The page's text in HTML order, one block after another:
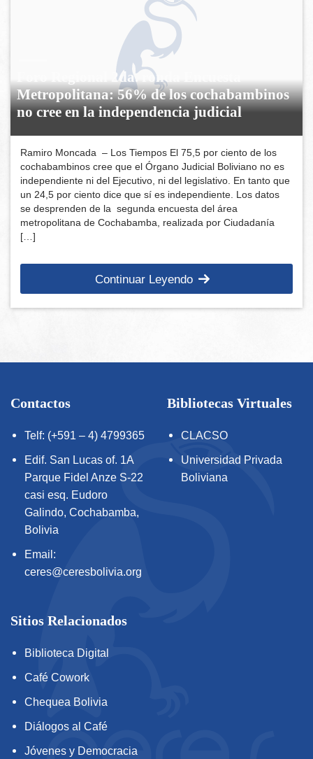
Foro Regional 2da. ronda Encuesta
Metropolitana: 56% de los cochabambinos
no cree en la independencia judicial
Ramiro Moncada – Los Tiempos El 75,5 por ciento de los
cochabambinos cree que el Órgano Judicial Boliviano no es
independiente ni del Ejecutivo, ni del legislativo. En tanto que
un 24,5 por ciento dice que sí es independiente. Los datos
se desprenden de la segunda encuesta del área
metropolitana de Cochabamba, realizada por Ciudadanía
[…]
Continuar Leyendo
Contactos
Telf: (+591 – 4) 4799365
Edif. San Lucas of. 1A
Parque Fidel Anze S-22
casi esq. Eudoro
Galindo, Cochabamba,
Bolivia
Email:
ceres@ceresbolivia.org
Bibliotecas Virtuales
CLACSO
Universidad Privada
Boliviana
Sitios Relacionados
Biblioteca Digital
Café Cowork
Chequea Bolivia
Diálogos al Café
Jóvenes y Democracia